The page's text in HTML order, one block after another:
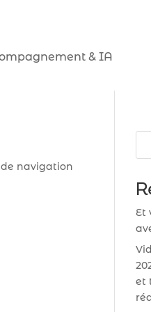
& IA
navigation
Et
et